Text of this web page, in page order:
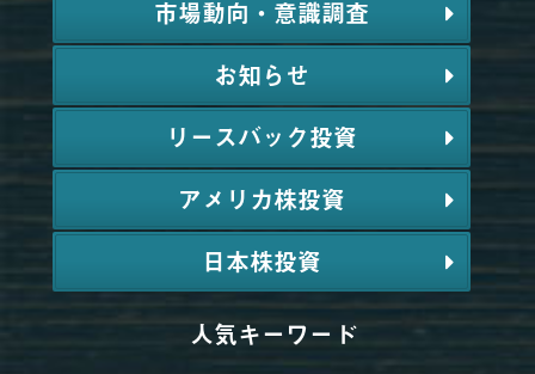
市場動向・意識調査
お知らせ
リースバック投資
アメリカ株投資
日本株投資
人気キーワード